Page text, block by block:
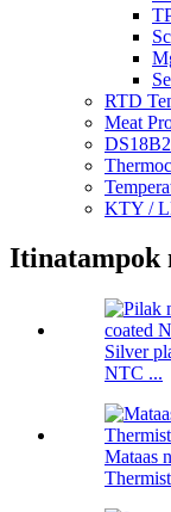
RTD
Meat
KTY /
Itinatampok
Silver
NTC ...
Mataas